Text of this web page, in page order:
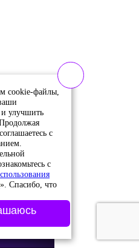
cookie-файлы,
улучшить
с
с
». Спасибо, что